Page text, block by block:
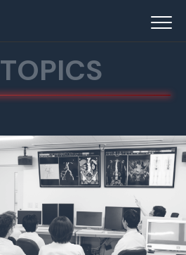
TOPICS